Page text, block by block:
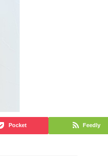
Pocket Feedly